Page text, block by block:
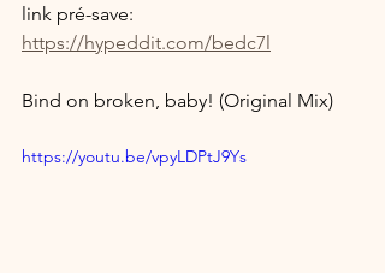
link pré-save:
https://hypeddit.com/bedc7l
Bind on broken, baby! (Original Mix)
https://youtu.be/vpyLDPtJ9Ys